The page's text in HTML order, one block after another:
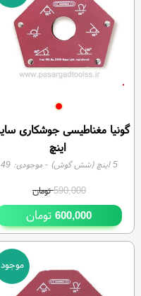
اینچ
5 اینچ (شش گوش) - موجودی:49
590,000تومان
600,000تومان
موجود